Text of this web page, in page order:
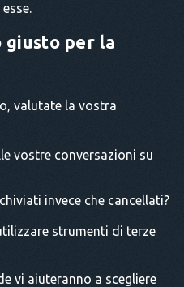
giusto per la
valutate la vostra
vostre conversazioni su
invece che cancellati?
strumenti di terze
vi aiuteranno a scegliere